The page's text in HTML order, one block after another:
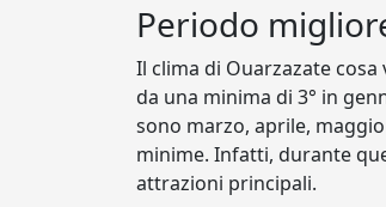
Periodo
Il clima di Ouarzazate
da una minima di 3° in
sono marzo, aprile,
minime. Infatti, durante
attrazioni principali.